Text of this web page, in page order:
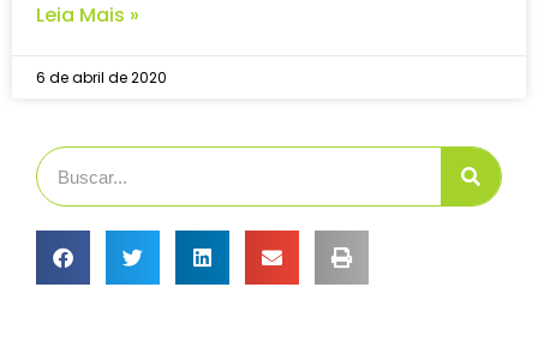
Leia Mais »
6 de abril de 2020